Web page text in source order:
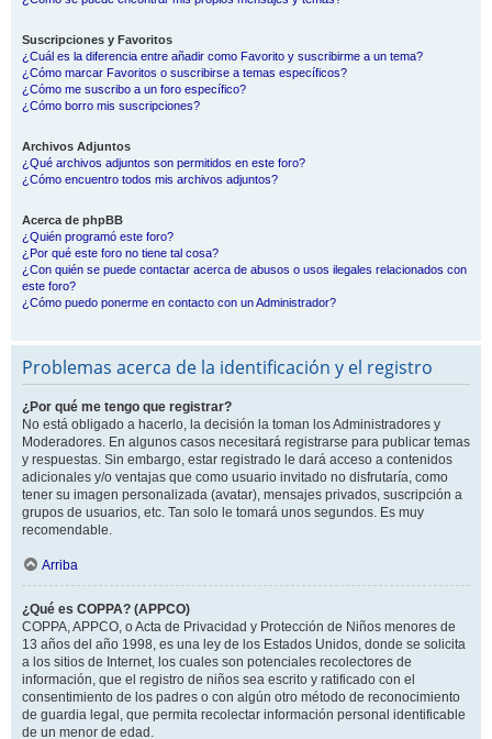
Suscripciones y Favoritos
¿Cuál es la diferencia entre añadir como Favorito y suscribirme a un tema?
¿Cómo marcar Favoritos o suscribirse a temas específicos?
¿Cómo me suscribo a un foro específico?
¿Cómo borro mis suscripciones?
Archivos Adjuntos
¿Qué archivos adjuntos son permitidos en este foro?
¿Cómo encuentro todos mis archivos adjuntos?
Acerca de phpBB
¿Quién programó este foro?
¿Por qué este foro no tiene tal cosa?
¿Con quién se puede contactar acerca de abusos o usos ilegales relacionados con
este foro?
¿Cómo puedo ponerme en contacto con un Administrador?
Problemas acerca de la identificación y el registro
¿Por qué me tengo que registrar?
No está obligado a hacerlo, la decisión la toman los Administradores y
Moderadores. En algunos casos necesitará registrarse para publicar temas
y respuestas. Sin embargo, estar registrado le dará acceso a contenidos
adicionales y/o ventajas que como usuario invitado no disfrutaría, como
tener su imagen personalizada (avatar), mensajes privados, suscripción a
grupos de usuarios, etc. Tan solo le tomará unos segundos. Es muy
recomendable.
Arriba
¿Qué es COPPA? (APPCO)
COPPA, APPCO, o Acta de Privacidad y Protección de Niños menores de
13 años del año 1998, es una ley de los Estados Unidos, donde se solicita
a los sitios de Internet, los cuales son potenciales recolectores de
información, que el registro de niños sea escrito y ratificado con el
consentimiento de los padres o con algún otro método de reconocimiento
de guardia legal, que permita recolectar información personal identificable
de un menor de edad.